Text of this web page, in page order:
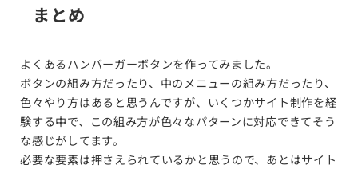
まとめ
よくあるハンバーガーボタンを作ってみました。
ボタンの組み方だったり、中のメニューの組み方だったり、
色々やり方はあると思うんですが、いくつかサイト制作を経
験する中で、この組み方が色々なパターンに対応できてそう
な感じがしてます。
必要な要素は押さえられているかと思うので、あとはサイト